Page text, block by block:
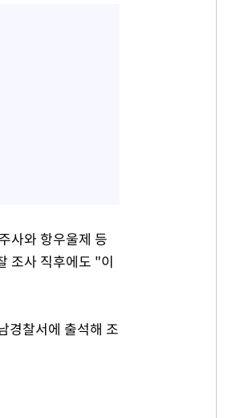
사와 항우울제 등
조사 직후에도 "이
경찰서에 출석해 조